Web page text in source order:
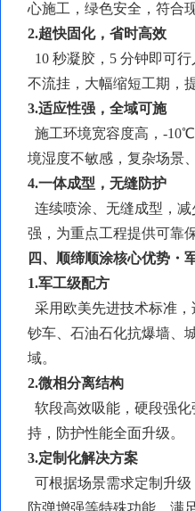
心施工，绿色安全，符合
2.超快固化，省时高效
10 秒凝胶，5 分钟即可
不流挂，大幅缩短工期，
3.适应性强，全域可施
施工环境宽容度高， -
境湿度不敏感，复杂场景
4.一体成型，无缝防护
连续喷涂、无缝成型，
强，为重点工程提供可靠保
四、顺缔顺涂核心优势・
1.军工级配方
采用欧美先进技术标准
钞车、石油石化抗爆墙、
域。
2.微相分离结构
软段高效吸能，硬段强
持，防护性能全面升级。
3.定制化解决方案
可根据场景需求定制升级